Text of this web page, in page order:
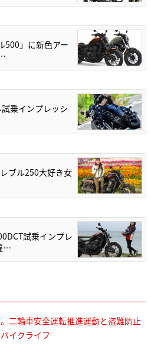
500」に新色アー
乗インプレッシ
ブル250大好き女
試乗インプレ
…
二輪車安全運転推進運動と盗難防止
イクライフ